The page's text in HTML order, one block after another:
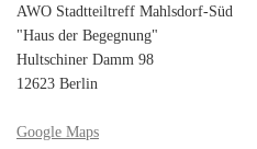
AWO Stadtteiltreff Mahlsdorf-Süd
"Haus der Begegnung"
Hultschiner Damm 98
12623 Berlin
Google Maps